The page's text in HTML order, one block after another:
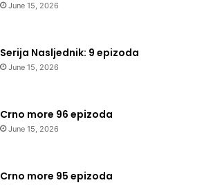
June 15, 2026
Serija Nasljednik: 9 epizoda
June 15, 2026
Crno more 96 epizoda
June 15, 2026
Crno more 95 epizoda